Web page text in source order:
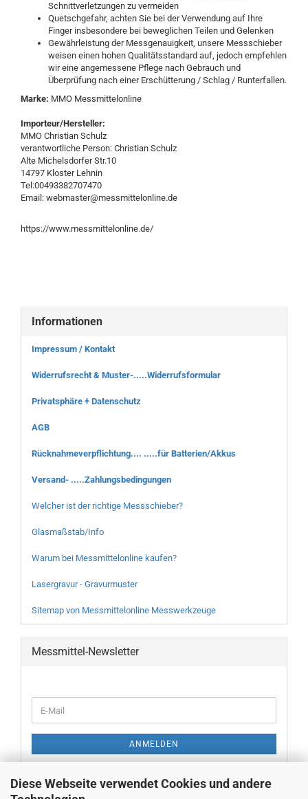
Diese Webseite verwendet Cookies und andere
Schnittverletzungen zu vermeiden
Quetschgefahr, achten Sie bei der Verwendung auf Ihre
Finger insbesondere bei beweglichen Teilen und Gelenken
Gewährleistung der Messgenauigkeit, unsere Messschieber
weisen einen hohen Qualitätsstandard auf, jedoch empfehlen
wir eine angemessene Pflege nach Gebrauch und
Überprüfung nach einer Erschütterung / Schlag / Runterfallen.
Marke: MMO Messmittelonline
Importeur/Hersteller:
MMO Christian Schulz
verantwortliche Person: Christian Schulz
Alte Michelsdorfer Str.10
14797 Kloster Lehnin
Tel:00493382707470
Email: webmaster@messmittelonline.de
https://www.messmittelonline.de/
Informationen
Impressum / Kontakt
Widerrufsrecht & Muster-.....Widerrufsformular
Privatsphäre + Datenschutz
AGB
Rücknahmeverpflichtung.... .....für Batterien/Akkus
Versand- .....Zahlungsbedingungen
Welcher ist der richtige Messschieber?
Glasmaßstab/Info
Warum bei Messmittelonline kaufen?
Lasergravur - Gravurmuster
Sitemap von Messmittelonline Messwerkzeuge
Messmittel-Newsletter
ZUR
E-
Mail
ANMELDEN